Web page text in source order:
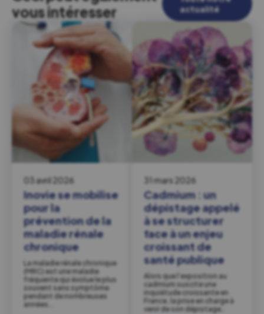
vous intéresser
actualité
03 avril 2026
Inovie se mobilise
pour la
prévention de la
maladie rénale
chronique
La maladie rénale chronique
(MRC) est une maladie
fréquente qui évolue le plus
souvent sans symptôme
pendant de nombreuses
années….
31 mars 2026
Cadmium : un
dépistage appelé
à se structurer
face à un enjeu
croissant de
santé publique
Alors que l’exposition au
cadmium suscite une
inquiétude croissante en
France, la prise en charge à
venir de son dépistage…